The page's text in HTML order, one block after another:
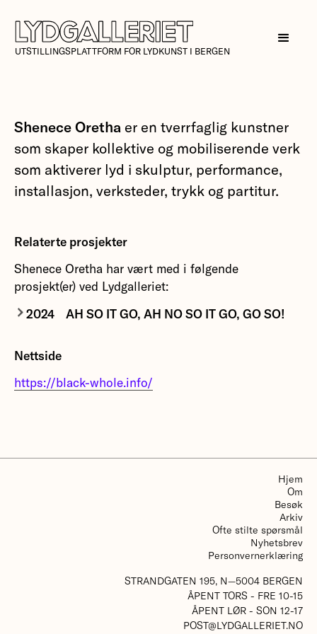
UTSTILLINGSPLATTFORM FOR LYDKUNST I BERGEN
Shenece Oretha er en tverrfaglig kunstner
som skaper kollektive og mobiliserende verk
som aktiverer lyd i skulptur, performance,
installasjon, verksteder, trykk og partitur.
Relaterte prosjekter
Shenece Oretha har vært med i følgende
prosjekt(er) ved Lydgalleriet:
2024
AH SO IT GO, AH NO SO IT GO, GO SO!
meditasjon om tilhørighet, land, vekst og
forankring som gir gjenklang gjennom poesi,
muntlige tradisjoner og legemliggjort kunnskap.
Nettside
https://black-whole.info/
Hjem
Om
Besøk
Arkiv
Ofte stilte spørsmål
Nyhetsbrev
Personvernerklæring
STRANDGATEN 195, N—5004 BERGEN
ÅPENT TORS - FRE 10-15
ÅPENT LØR - SON 12-17
POST@LYDGALLERIET.NO